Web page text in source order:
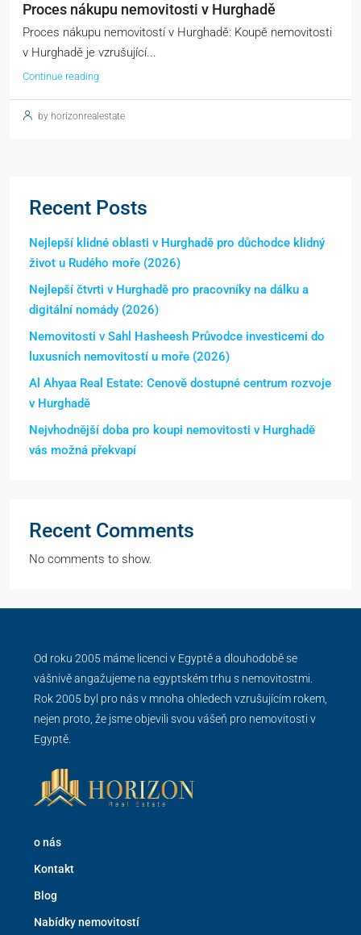
Proces nákupu nemovitosti v Hurghadě
Proces nákupu nemovitostí v Hurghadě: Koupě nemovitosti
v Hurghadě je vzrušující...
Continue reading
by horizonrealestate
Recent Posts
Nejlepší klidné oblasti v Hurghadě pro důchodce klidný
život u Rudého moře (2026)
Nejlepší čtvrti v Hurghadě pro pracovníky na dálku a
digitální nomády (2026)
Nemovitosti v Sahl Hasheesh Průvodce investicemi do
luxusních nemovitostí u moře (2026)
Al Ahyaa Real Estate: Cenově dostupné centrum rozvoje
v Hurghadě
Nejvhodnější doba pro koupi nemovitosti v Hurghadě
vás možná překvapí
Recent Comments
No comments to show.
Od roku 2005 máme licenci v Egyptě a dlouhodobě se
vášnivě angažujeme na egyptském trhu s nemovitostmi.
Rok 2005 byl pro nás v mnoha ohledech vzrušujícím rokem,
nejen proto, že jsme objevili svou vášeň pro nemovitosti v
Egyptě.
o nás
Kontakt
Blog
Nabídky nemovitostí